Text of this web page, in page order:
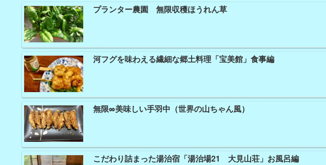
プランター農園 無限収穫ほうれん草
河フグを味わえる繊細な郷土料理「宝美館」食事編
無限∞美味しい手羽中（世界の山ちゃん風）
こだわり詰まった湯治宿「湯治場21 大見山荘」お風呂編